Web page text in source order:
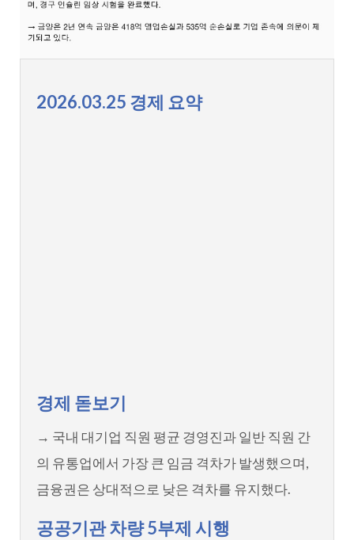
2026.03.25 경제 요약
경제 돋보기
→ 국내 대기업 직원 평균 경영진과 일반 직원 간
의 유통업에서 가장 큰 임금 격차가 발생했으며,
금융권은 상대적으로 낮은 격차를 유지했다.
공공기관 차량 5부제 시행